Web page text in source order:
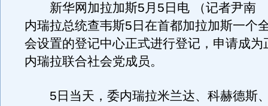
新华网加拉加斯5月5日电 （记者尹南
内瑞拉总统查韦斯5日在首都加拉加斯一个
会设置的登记中心正式进行登记，申请成为
内瑞拉联合社会党成员。
5日当天，委内瑞拉米兰达、科赫德斯